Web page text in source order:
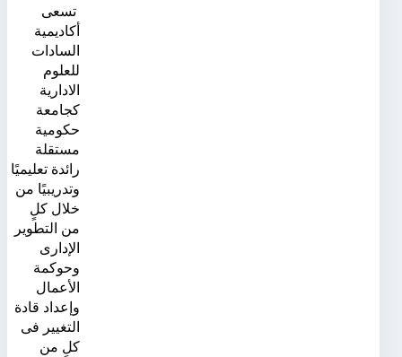
تسعى
أكاديمية
السادات
للعلوم
الادارية
كجامعة
حكومية
مستقلة
رائدة تعليميًا
وتدريبيًا من
خلال كلٍ
من التطوير
الإدارى
وحوكمة
الأعمال
وإعداد قادة
التغيير فى
كلٍ من